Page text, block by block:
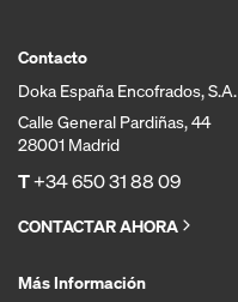
Contacto
Doka España Encofrados, S.A.
Calle General Pardiñas, 44
28001 Madrid
T+34 650 31 88 09
CONTACTAR AHORA
Más Información